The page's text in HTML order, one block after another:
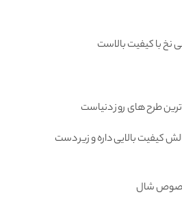
نخ با کیفیت بالاست
طرح های روز دنیاست
کیفیت بالایی داره و زیر دست
شال